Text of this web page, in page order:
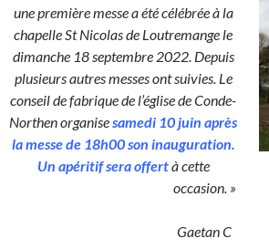
une première messe a été célébrée à la
chapelle St Nicolas de Loutremange le
dimanche 18 septembre 2022. Depuis
plusieurs autres messes ont suivies. Le
conseil de fabrique de l’église de Conde-
Northen organisesamedi 10 juin après
la messe de 18h00 son inauguration.
Un apéritif sera offertà cette
occasion. »
Gaetan C